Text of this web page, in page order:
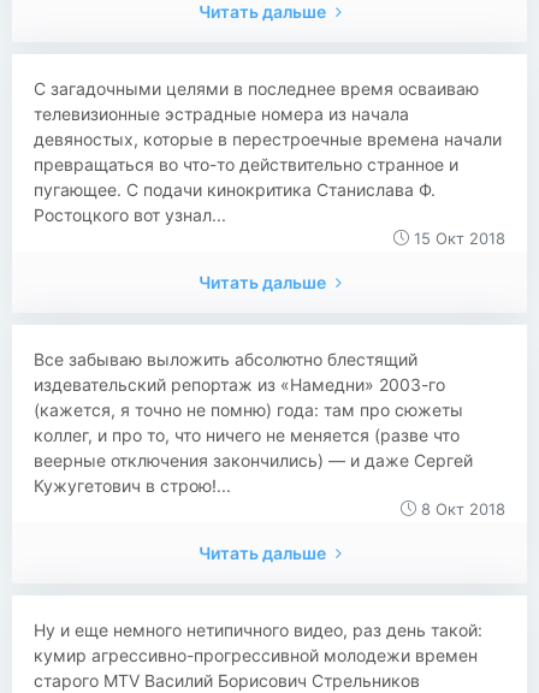
Читать дальше
С загадочными целями в последнее время осваиваю
телевизионные эстрадные номера из начала
девяностых, которые в перестроечные времена начали
превращаться во что-то действительно странное и
пугающее. С подачи кинокритика Станислава Ф.
Ростоцкого вот узнал...
15 Окт 2018
Читать дальше
Все забываю выложить абсолютно блестящий
издевательский репортаж из «Намедни» 2003-го
(кажется, я точно не помню) года: там про сюжеты
коллег, и про то, что ничего не меняется (разве что
веерные отключения закончились) — и даже Сергей
Кужугетович в строю!...
8 Окт 2018
Читать дальше
Ну и еще немного нетипичного видео, раз день такой:
кумир агрессивно-прогрессивной молодежи времен
старого MTV Василий Борисович Стрельников